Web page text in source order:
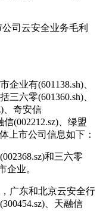
司云安全业务毛利
业有(601138.sh)、
三六零(601360.sh)、
、奇安信
信(002212.sz)、绿盟
上市公司信息如下：
和三六零
企业。
广东和北京云安全行
、天融信